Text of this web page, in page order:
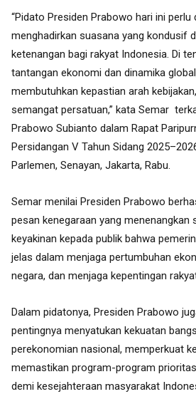
“Pidato Presiden Prabowo hari ini perlu
menghadirkan suasana yang kondusif
ketenangan bagi rakyat Indonesia. Di
tantangan ekonomi dan dinamika
membutuhkan kepastian arah
semangat persatuan,” kata Semar
Prabowo Subianto dalam Rapat
Persidangan V Tahun Sidang
Parlemen, Senayan, Jakarta, Rabu.
Semar menilai Presiden Prabowo
pesan kenegaraan yang menenangkan
keyakinan kepada publik bahwa
jelas dalam menjaga pertumbuhan
negara, dan menjaga kepentingan
Dalam pidatonya, Presiden Prabowo
pentingnya menyatukan kekuatan
perekonomian nasional, memperkuat
memastikan program-program
demi kesejahteraan masyarakat